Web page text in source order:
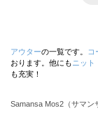
アウターの一覧です。 コ
おります。他にも ニット
も充実！
Samansa Mos2（サマン